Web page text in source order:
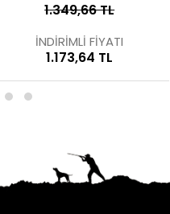
1.349,66 TL
İNDİRİMLİ FİYATI
1.173,64 TL